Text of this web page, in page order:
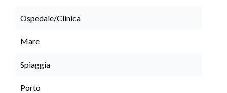
Ospedale/Clinica
Mare
Spiaggia
Porto